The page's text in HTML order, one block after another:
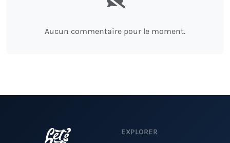
Aucun commentaire pour le moment.
EXPLORER